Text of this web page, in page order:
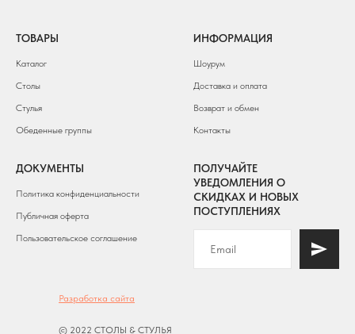
ТОВАРЫ
Каталог
Столы
Стулья
Обеденные группы
ИНФОРМАЦИЯ
Шоурум
Доставка и оплата
Возврат и обмен
Контакты
ДОКУМЕНТЫ
Политика конфиденциальности
Публичная оферта
Пользовательское соглашение
ПОЛУЧАЙТЕ
УВЕДОМЛЕНИЯ О
СКИДКАХ И НОВЫХ
ПОСТУПЛЕНИЯХ
© 2022 СТОЛЫ & СТУЛЬЯ
Разработка сайта